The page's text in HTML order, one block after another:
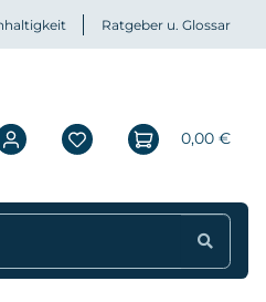
Ratgeber u. Glossar
0,00 €